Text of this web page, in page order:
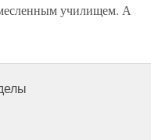
училищем. А